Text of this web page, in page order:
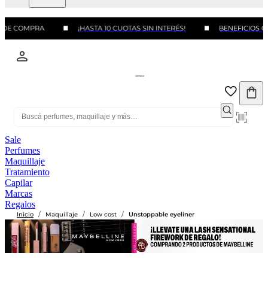
COMPRA ¡HASTA 10 CUOTAS SIN INTERÉS! BENEFICIOS
Sale
Perfumes
Maquillaje
Tratamiento
Capilar
Marcas
Regalos
Inicio / Maquillaje / Low cost / Unstoppable eyeliner